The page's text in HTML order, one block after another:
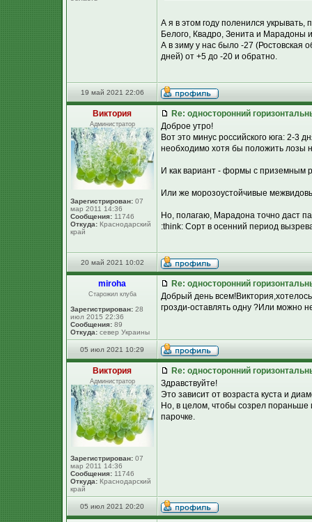
А я в этом году поленился
Белого, Квадро, Зенита и Марадоны
А в зиму у нас было -27 (Ростовская
дней) от +5 до -20 и обратно.
19 май 2021 22:06
Виктория
Администратор
Зарегистрирован: 07
мар 2011 14:36
Сообщения: 11746
Откуда: Краснодарский
край
Re: односторонний
Доброе утро!
Вот это минус российского юга: 2-3
необходимо хотя бы положить лозы
И как вариант - формы с приземным
Или же морозоустойчивые
Но, полагаю, Марадона точно даст
:think: Сорт в осенний период
20 май 2021 10:02
miroha
Старожил клуба
Зарегистрирован: 28
июл 2015 22:36
Сообщения: 89
Откуда: север Украины
Re: односторонний
Добрый день
грозди-оставлять одну ?Или можно
05 июл 2021 10:29
Виктория
Администратор
Зарегистрирован: 07
мар 2011 14:36
Сообщения: 11746
Откуда: Краснодарский
край
Re: односторонний
Здравствуйте!
Это зависит от возраста куста и
Но, в целом, чтобы созрел
парочке.
05 июл 2021 20:20